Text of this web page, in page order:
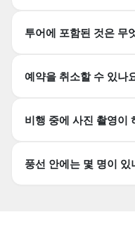
임산부
투어에 포함된 것은 무
예약을 취소할 수 있나
비행 24시간 이내의 취
비행 중에 사진 촬영이
풍선 안에는 몇 명이 있